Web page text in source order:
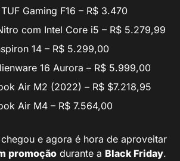
Gaming F16 – R$ 3.470
com Intel Core i5 – R$ 5.279,99
14 – R$ 5.299,00
16 Aurora – R$ 5.999,00
Air M2 (2022) – R$ $7.218,95
Air M4 – R$ 7.564,00
e agora é hora de aproveitar
promoção durante a Black Friday.